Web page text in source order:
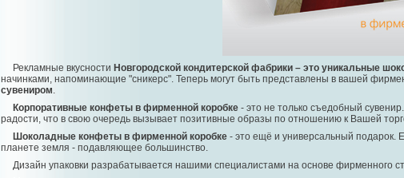
Рекламные вкусности Новгородской кондитерской фабрики – это уникальные
начинками, напоминающие "сникерс". Теперь могут быть представлены в вашей
сувениром.
Корпоративные конфеты в фирменной коробке - это не только съедобный
радости, что в свою очередь вызывает позитивные образы по отношению к Вашей
Шоколадные конфеты в фирменной коробке - это ещё и универсальный подарок.
планете земля - подавляющее большинство.
Дизайн упаковки разрабатывается нашими специалистами на основе фирменного